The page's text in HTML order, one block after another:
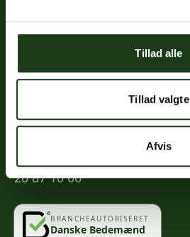
Tillad alle
Tillad valgte
Afvis
Mindeportal
Kontakt
info@vahlogwetche.dk
20 87 10 00
BRANCHEAUTORISERET
Danske Bedemænd